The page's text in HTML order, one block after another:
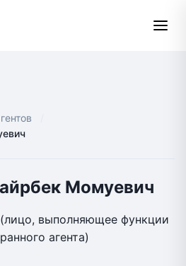
Момуевич
выполняющее функции
агента)